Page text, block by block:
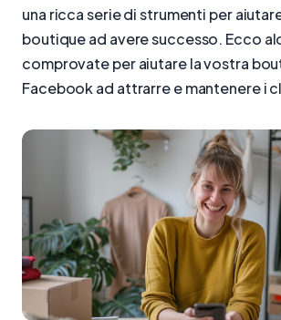
una ricca serie di strumenti per
boutique ad avere successo. Ecco
comprovate per aiutare la vostra
Facebook ad attrarre e mantenere i